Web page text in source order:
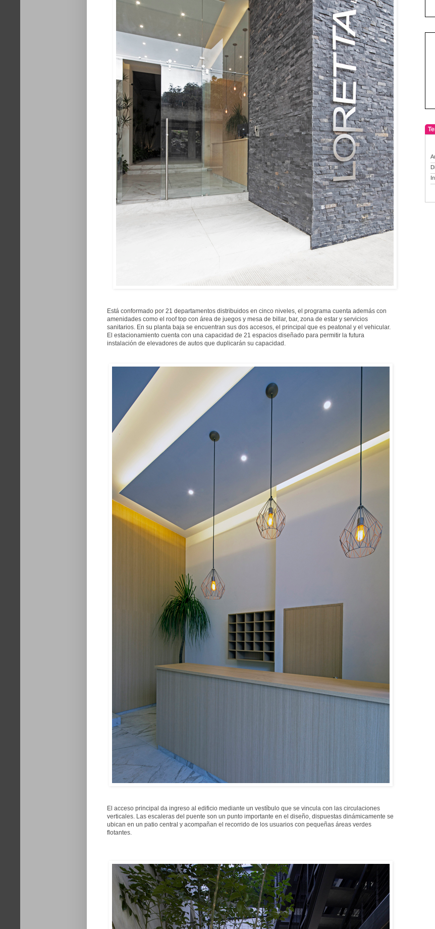
Está conformado por 21 departamentos distribuidos en cinco niveles, el programa cuenta además con
amenidades como el roof top con área de juegos y mesa de billar, bar, zona de estar y servicios
sanitarios. En su planta baja se encuentran sus dos accesos, el principal que es peatonal y el vehicular.
El estacionamiento cuenta con una capacidad de 21 espacios diseñado para permitir la futura
instalación de elevadores de autos que duplicarán su capacidad.
El acceso principal da ingreso al edificio mediante un vestíbulo que se vincula con las circulaciones
verticales. Las escaleras del puente son un punto importante en el diseño, dispuestas dinámicamente se
ubican en un patio central y acompañan el recorrido de los usuarios con pequeñas áreas verdes
flotantes.